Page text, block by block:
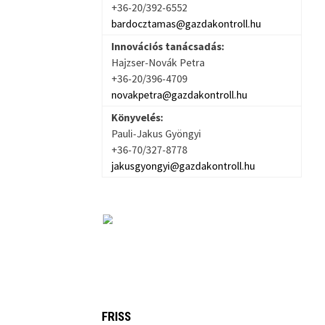
+36-20/392-6552
bardocztamas@gazdakontroll.hu
Innovációs tanácsadás:
Hajzser-Novák Petra
+36-20/396-4709
novakpetra@gazdakontroll.hu
Könyvelés:
Pauli-Jakus Gyöngyi
+36-70/327-8778
jakusgyongyi@gazdakontroll.hu
FRISS